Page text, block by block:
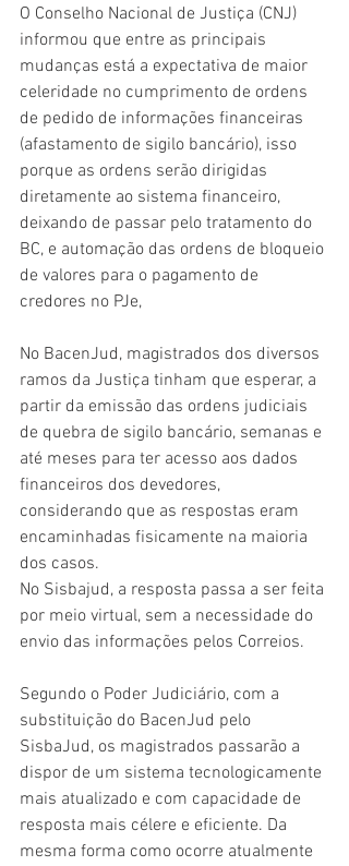
O Conselho Nacional de Justiça (CNJ)
informou que entre as principais
mudanças está a expectativa de maior
celeridade no cumprimento de ordens
de pedido de informações financeiras
(afastamento de sigilo bancário), isso
porque as ordens serão dirigidas
diretamente ao sistema financeiro,
deixando de passar pelo tratamento do
BC, e automação das ordens de bloqueio
de valores para o pagamento de
credores no PJe,
No BacenJud, magistrados dos diversos
ramos da Justiça tinham que esperar, a
partir da emissão das ordens judiciais
de quebra de sigilo bancário, semanas e
até meses para ter acesso aos dados
financeiros dos devedores,
considerando que as respostas eram
encaminhadas fisicamente na maioria
dos casos.
No Sisbajud, a resposta passa a ser feita
por meio virtual, sem a necessidade do
envio das informações pelos Correios.
Segundo o Poder Judiciário, com a
substituição do BacenJud pelo
SisbaJud, os magistrados passarão a
dispor de um sistema tecnologicamente
mais atualizado e com capacidade de
resposta mais célere e eficiente. Da
mesma forma como ocorre atualmente